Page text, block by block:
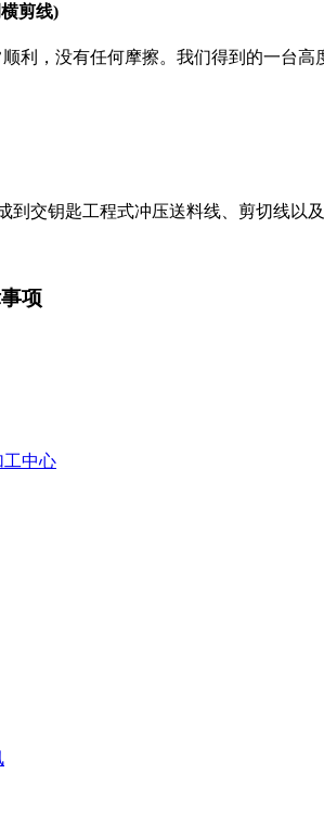
剪线)
利，没有任何摩擦。我们得到的一台
到交钥匙工程式冲压送料线、剪切线以及
项
工中心